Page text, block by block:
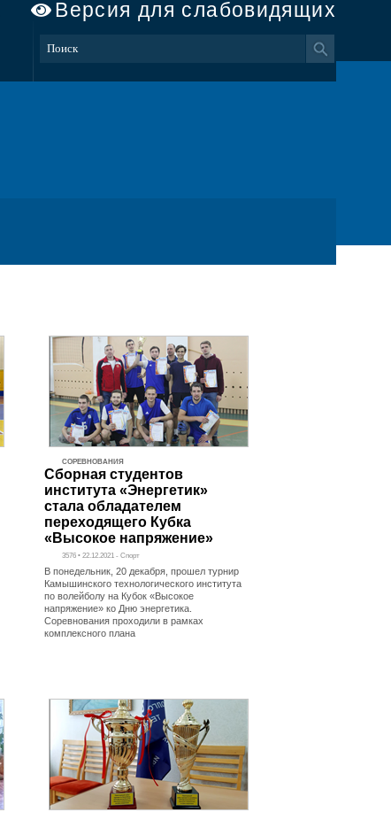
Версия для слабовидящих
СОРЕВНОВАНИЯ
Сборная студентов
института «Энергетик»
стала обладателем
переходящего Кубка
«Высокое напряжение»
3576 • 22.12.2021 - Спорт
В понедельник, 20 декабря, прошел турнир
Камышинского технологического института
по волейболу на Кубок «Высокое
напряжение» ко Дню энергетика.
Соревнования проходили в рамках
комплексного плана